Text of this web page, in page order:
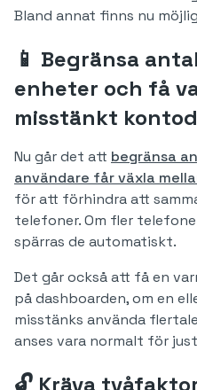
Bland annat finns nu
📱 Begränsa
enheter och få
misstänkt
Nu går det att begränsa
användare får växla
för att förhindra att
telefoner. Om fler
spärras de automatiskt.
Det går också att få en
på dashboarden, om en
misstänks använda
anses vara normalt för
🔓 Kräva